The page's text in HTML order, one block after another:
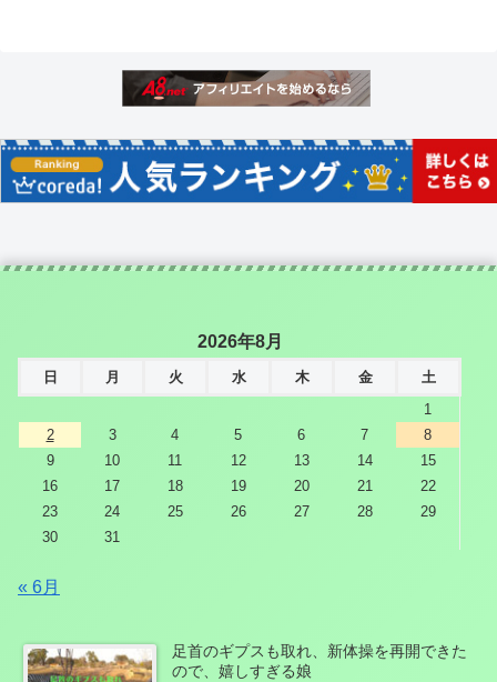
2026年8月
日 月 火 水 木 金
土
1
2
3 4 5 6 7
8
9
10 11 12 13 14
15
16
17 18 19 20 21
22
23
24 25 26 27 28
29
30
31
« 6月
足首のギプスも取れ、新体操を再開できた
ので、嬉しすぎる娘